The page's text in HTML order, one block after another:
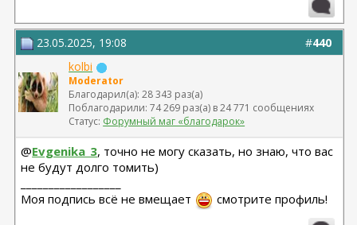
#440
23.05.2025, 19:08
kolbi
Moderator
Благодарил(а): 28 343 раз(а)
Поблагодарили: 74 269 раз(а) в 24 771 сообщениях
Статус: Форумный маг «благодарок»
@Evgenika_3, точно не могу сказать, но знаю, что вас
не будут долго томить)
Моя подпись всё не вмещает
смотрите профиль!